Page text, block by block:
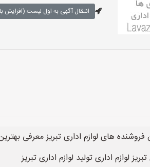
انتقال آگهی به اول لیست (افزایش
فروشنده های لوازم اداری تبریز معرفی
لوازم اداری تولید لوازم اداری تبریز